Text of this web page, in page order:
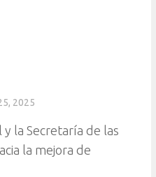
2025
la Secretaría de las
la mejora de